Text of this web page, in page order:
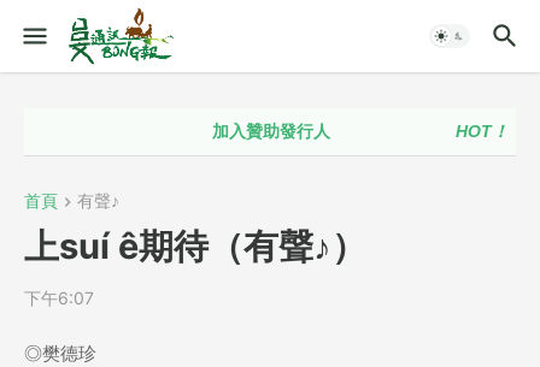
加入贊助發行人 HOT！！ 台
首頁 有聲♪
上suí ê期待（有聲♪）
下午6:07
◎樊德珍